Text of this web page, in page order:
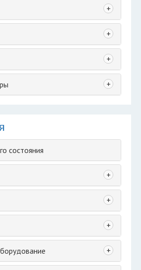
+
+
+
+
состояния
+
+
+
+